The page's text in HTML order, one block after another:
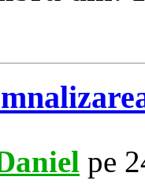
pe